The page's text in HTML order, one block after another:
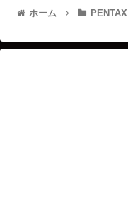
ホーム PENTAX